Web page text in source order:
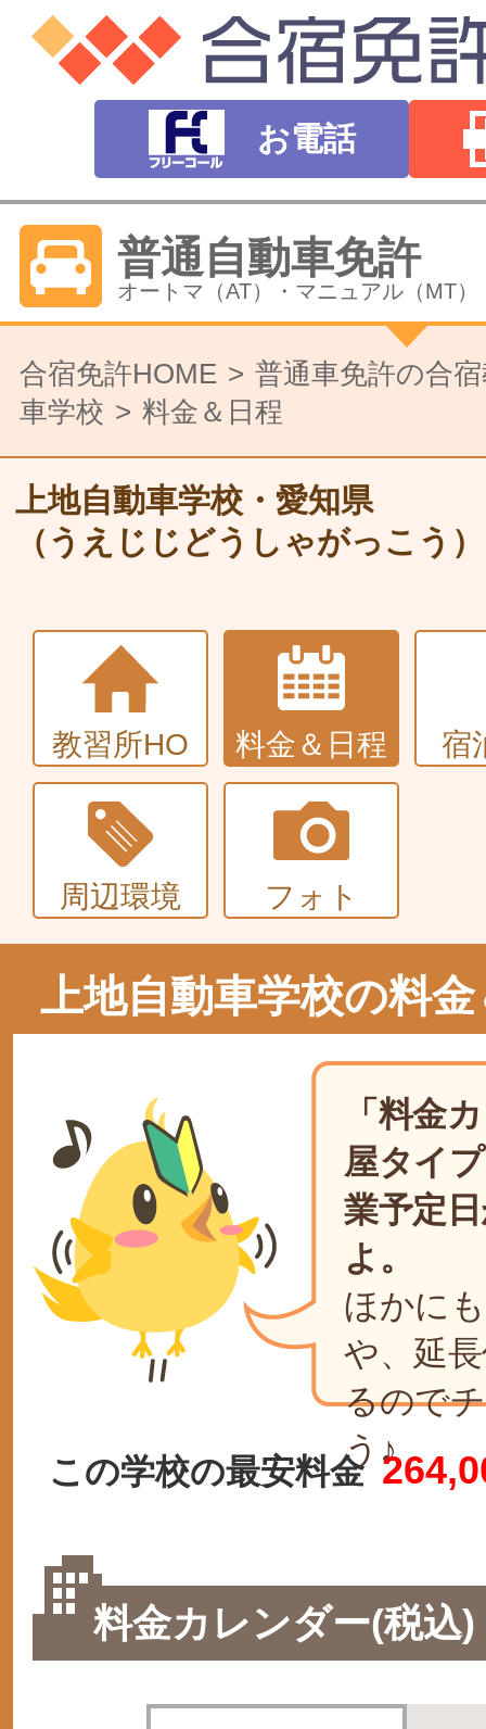
お電話
普通自動車免許
オートマ（AT）・マニュアル（MT）
バイク免許
普通二輪（中型二輪）・大型二輪
大型〜二種免許
中型・大型特殊・けん引・大型二種
普通車+バイク
同時取得
合宿免許HOME
普通車免許の合
車学校
料金＆日程
上地自動車学校・愛知県
（うえじじどうしゃがっこう）
教習所HO 料金＆日程 宿
周辺環境 フォト
上地自動車学校の料
「料金
屋タイ
業予定
よ。
ほかに
や、延
るので
う♪
この学校の最安料金
料金カレンダー(税込)